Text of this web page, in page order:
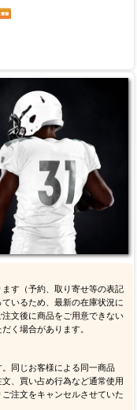
す（予約、取り寄せ等の表記
いるため、最新の在庫状況に
文後に商品をご用意できない
く場合があります。
同じお客様による同一商品
、買い占め行為など通常使用
注文をキャンセルさせていた